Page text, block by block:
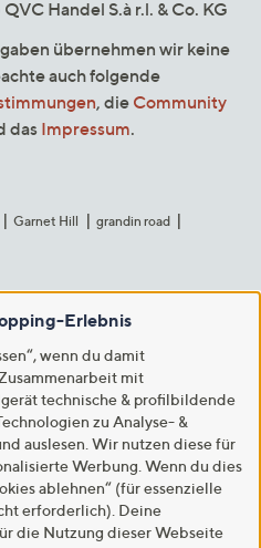
Handel S.à r.l. & Co. KG
übernehmen wir keine
auch folgende
, die Community
das Impressum.
Garnet Hill
grandin road
Erlebnis
wenn du damit
mit
technische & profilbildende
zu Analyse- &
auslesen. Wir nutzen diese für
Werbung. Wenn du dies
ablehnen“ (für essenzielle
erforderlich). Deine
die Nutzung dieser Webseite